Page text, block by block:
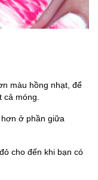
màu hồng nhạt, để
cả móng.
ở phần giữa
cho đến khi bạn có